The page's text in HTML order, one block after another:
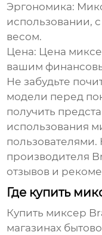
Эргономика:
использовании,
весом.
Цена: Цена
вашим
Не забудьте
модели перед
получить
использования
производителя
отзывов и
Где купить
Купить миксер
магазинах